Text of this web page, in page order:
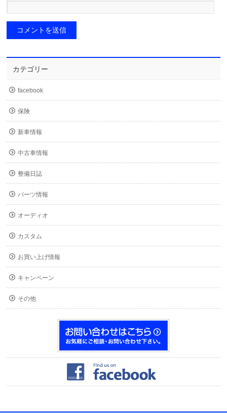
カテゴリー
facebook
保険
新車情報
中古車情報
整備日誌
パーツ情報
オーディオ
カスタム
お買い上げ情報
キャンペーン
その他